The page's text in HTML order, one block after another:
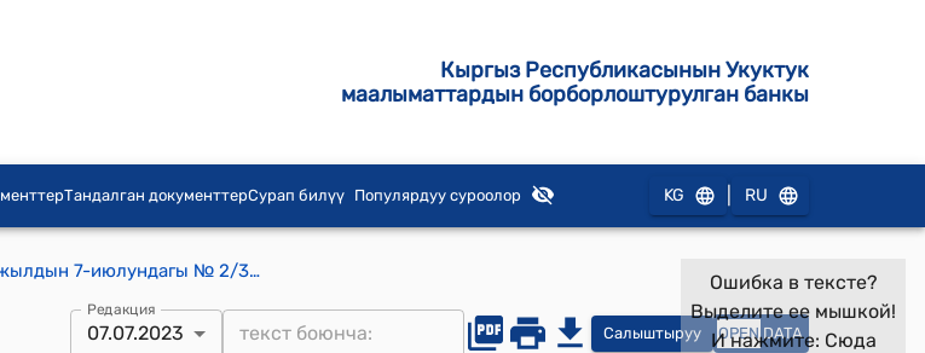
Кыргыз Республикасынын Укуктук
маалыматтардын борборлоштурулган банкы
Тандалган документтерСурап билүү Популярдуу суроолор KG RU
Байзак айыл аймагынын айылдык кеңешинин 2023-жылдын 7-июлундагы № 2/3 "Туруктуу комиссиялардын мүчөлөрүн бекитүү жөнүндө" токтому
Редакция
07.07.2023 Салыштыруу OPEN DATA
Ошибка в тексте?
Выделите ее мышкой!
И нажмите: Сюда